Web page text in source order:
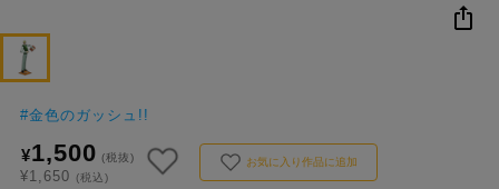
#金色のガッシュ!!
¥1,500 (税抜)
¥1,650 (税込)
お気に入り作品に追加